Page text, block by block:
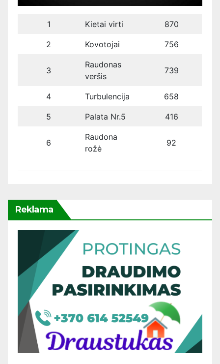
1 Kietai virti 870
2 Kovotojai 756
3
Raudonas
veršis
739
4 Turbulencija 658
5 Palata Nr.5 416
6
Raudona
rožė
92
Reklama